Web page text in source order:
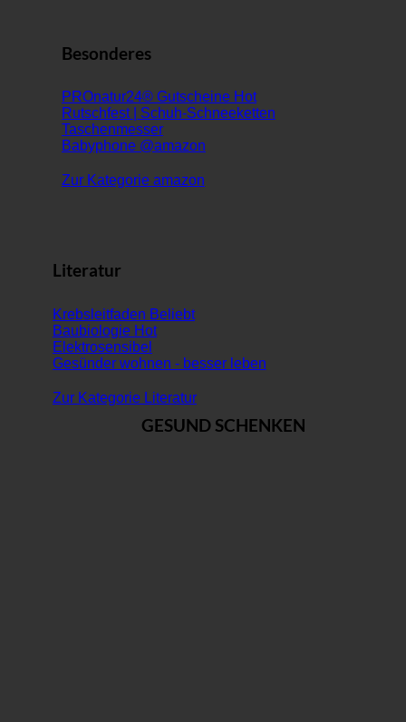
Besonderes
PROnatur24® Gutscheine
Rutschfest | Schuh-Schneeketten
Taschenmesser
Babyphone @amazon
Zur Kategorie amazon
Literatur
Krebsleitfaden
Baubiologie
Elektrosensibel
Gesünder wohnen - besser leben
Zur Kategorie Literatur
GESUND SCHENKEN